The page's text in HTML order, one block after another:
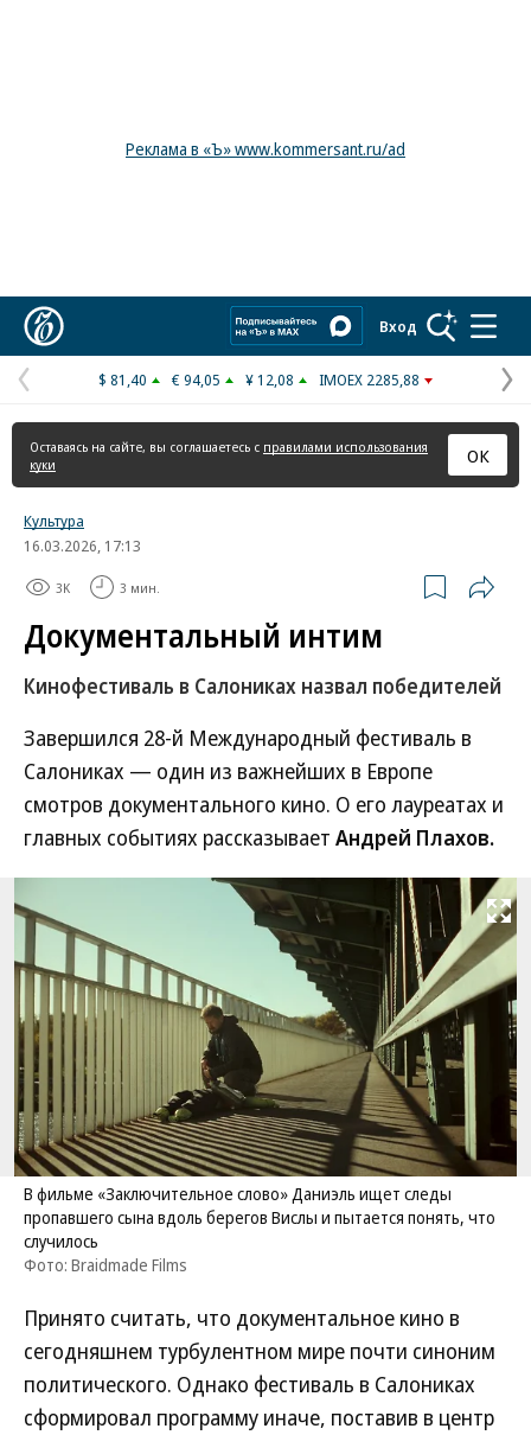
Реклама в «Ъ» www.kommersant.ru/ad
Вход
Предыдущая
страница
$ 81,40 € 94,05 ¥ 12,08 IMOEX 2285,88
Оставаясь на сайте, вы соглашаетесь с правилами использования
куки
ОК
Культура
16.03.2026, 17:13
3K 3 мин.
Документальный интим
Кинофестиваль в Салониках назвал победителей
Завершился 28-й Международный фестиваль в
Салониках — один из важнейших в Европе
смотров документального кино. О его лауреатах и
главных событиях рассказывает Андрей Плахов.
Развернуть
В фильме «Заключительное слово» Даниэль ищет следы
пропавшего сына вдоль берегов Вислы и пытается понять, что
случилось
Фото: Braidmade Films
Принято считать, что документальное кино в
сегодняшнем турбулентном мире почти синоним
политического. Однако фестиваль в Салониках
сформировал программу иначе, поставив в центр